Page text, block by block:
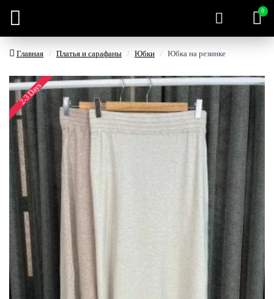
0
Главная Платья и сарафаны Юбки Юбка на резинке
2-3 Days